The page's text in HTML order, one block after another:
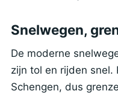
Snelwegen,
De moderne
zijn tol en rijden snel.
Schengen, dus